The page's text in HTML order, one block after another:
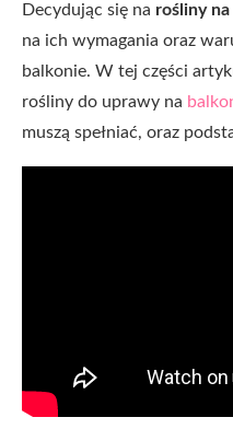
Decydując się na rośliny
na ich wymagania oraz
balkonie. W tej części
rośliny do uprawy na
muszą spełniać, oraz